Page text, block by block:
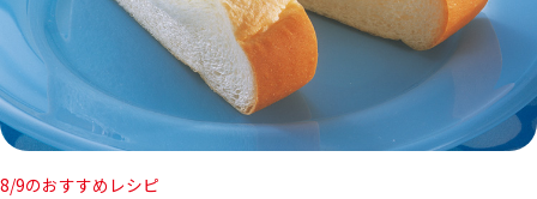
8/9のおすすめレシピ